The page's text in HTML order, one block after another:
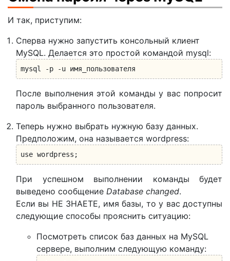
И так, приступим:
Сперва нужно запустить консольный клиент
MySQL. Делается это простой командой mysql:
mysql -p -u имя_пользователя
После выполнения этой команды у вас попросит
пароль выбранного пользователя.
Теперь нужно выбрать нужную базу данных.
Предположим, она называется wordpress:
use wordpress;
При успешном выполнении команды будет
выведено сообщение Database changed.
Если вы НЕ ЗНАЕТЕ, имя базы, то у вас доступны
следующие способы прояснить ситуацию:
Посмотреть список баз данных на MySQL
сервере, выполним следующую команду: